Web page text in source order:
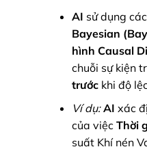
AI sử dụng
Bayesian
hình Causal
chuỗi sự kiện
trướckhi độ
Ví dụ: AI xác
của việc Thời
suất Khí nén